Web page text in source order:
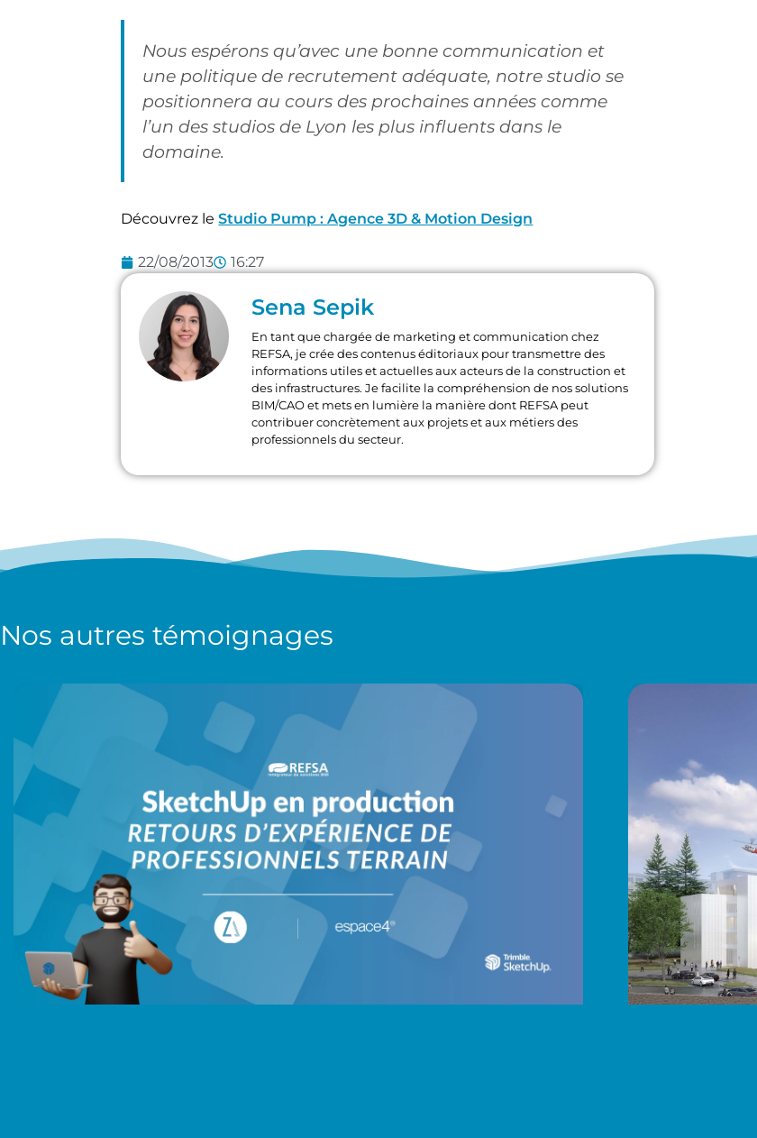
Nous espérons qu’avec une bonne communication et
une politique de recrutement adéquate, notre studio se
positionnera au cours des prochaines années comme
l’un des studios de Lyon les plus influents dans le
domaine.
Découvrez leStudio Pump : Agence 3D & Motion Design
22/08/2013 16:27
Sena Sepik
En tant que chargée de marketing et communication chez
REFSA, je crée des contenus éditoriaux pour transmettre des
informations utiles et actuelles aux acteurs de la construction et
des infrastructures. Je facilite la compréhension de nos solutions
BIM/CAO et mets en lumière la manière dont REFSA peut
contribuer concrètement aux projets et aux métiers des
professionnels du secteur.
Nos autres témoignages